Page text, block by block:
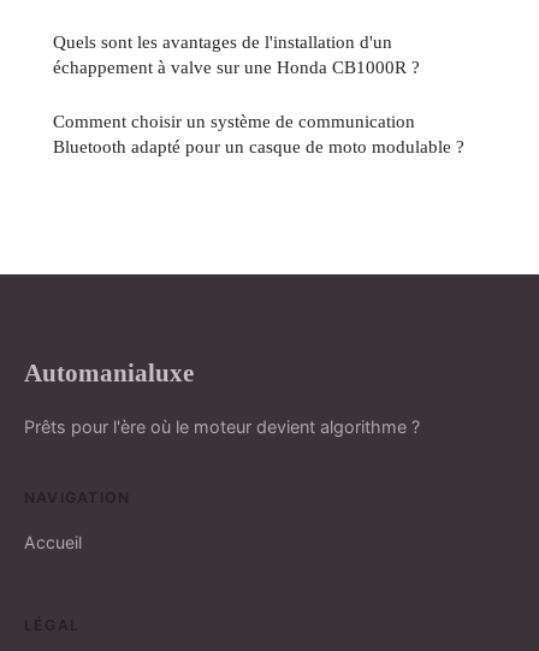
Quels sont les avantages de l'installation d'un
échappement à valve sur une Honda CB1000R ?
Comment choisir un système de communication
Bluetooth adapté pour un casque de moto modulable ?
Automanialuxe
Prêts pour l'ère où le moteur devient algorithme ?
NAVIGATION
Accueil
LÉGAL